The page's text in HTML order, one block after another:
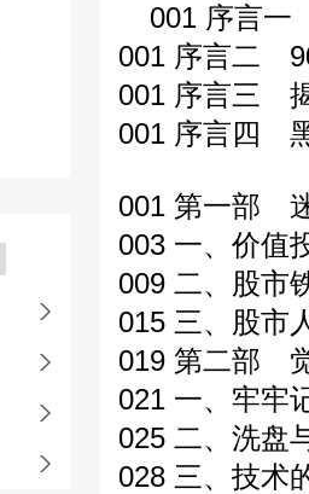
001 序言
001 序言二
001 序言三
001 序言四
001 第一部
003 一、价值
009 二、股市
015 三、股市
019 第二部
021 一、牢牢
025 二、洗盘
028 三、技术